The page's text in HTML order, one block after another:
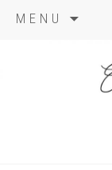
MENU